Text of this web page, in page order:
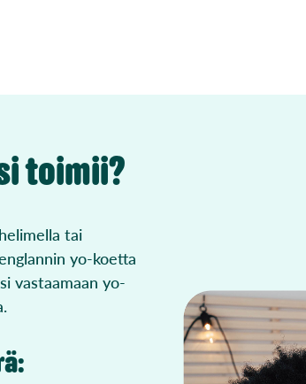
toimii?
tai
yo-koetta
vastaamaan yo-